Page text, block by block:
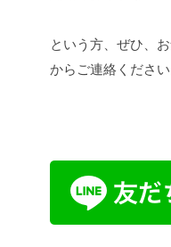
という方、ぜひ、
からご連絡ください